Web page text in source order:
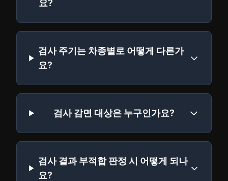
요?
검사 주기는 차종별로 어떻게 다른가
요?
검사 감면 대상은 누구인가요?
검사 결과 부적합 판정 시 어떻게 되나
요?